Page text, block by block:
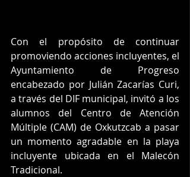
Con el propósito de continuar
promoviendo acciones incluyentes, el
Ayuntamiento de Progreso
encabezado por Julián Zacarías Curi,
a través del DIF municipal, invitó a los
alumnos del Centro de Atención
Múltiple (CAM) de Oxkutzcab a pasar
un momento agradable en la playa
incluyente ubicada en el Malecón
Tradicional.